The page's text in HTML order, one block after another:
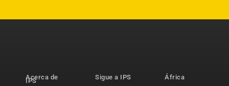
Acerca de
IPS
Sigue a IPS
África